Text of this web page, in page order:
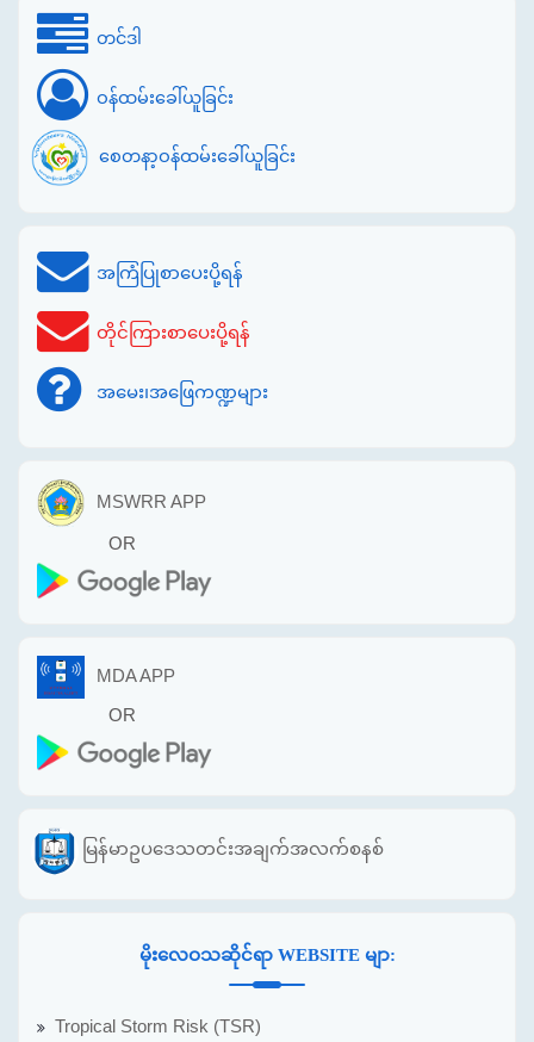
တင်ဒါ
ဝန်ထမ်းခေါ်ယူခြင်း
စေတနာ့ဝန်ထမ်းခေါ်ယူခြင်း
အကြံပြုစာပေးပို့ရန်
တိုင်ကြားစာပေးပို့ရန်
အမေး၊အဖြေကဏ္ဍများ
MSWRR APP
OR
MDA APP
OR
မြန်မာဥပဒေသတင်းအချက်အလက်စနစ်
မိုးလေဝသဆိုင်ရာ WEBSITE မျာ:
Tropical Storm Risk (TSR)